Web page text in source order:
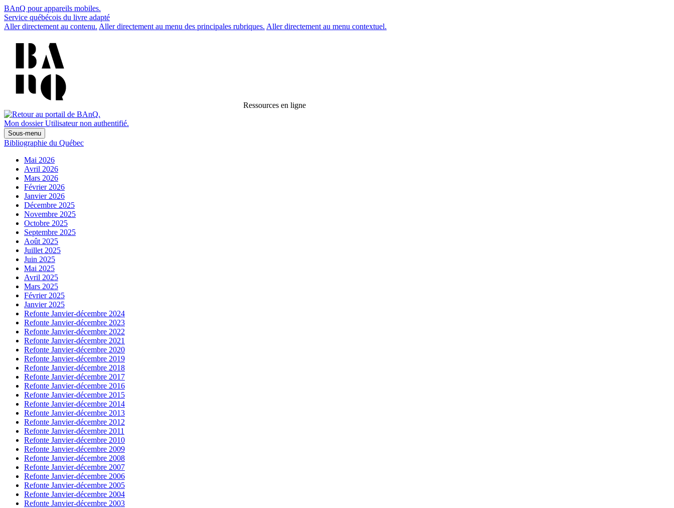
BAnQ pour appareils mobiles.
Service québécois du livre adapté
Aller directement au contenu. Aller directement au menu des principales rubriques. Aller directement au menu contextuel.
Ressources en ligne
Mon dossier Utilisateur non authentifié.
Sous-menu
Bibliographie du Québec
Mai 2026
Avril 2026
Mars 2026
Février 2026
Janvier 2026
Décembre 2025
Novembre 2025
Octobre 2025
Septembre 2025
Août 2025
Juillet 2025
Juin 2025
Mai 2025
Avril 2025
Mars 2025
Février 2025
Janvier 2025
Refonte Janvier-décembre 2024
Refonte Janvier-décembre 2023
Refonte Janvier-décembre 2022
Refonte Janvier-décembre 2021
Refonte Janvier-décembre 2020
Refonte Janvier-décembre 2019
Refonte Janvier-décembre 2018
Refonte Janvier-décembre 2017
Refonte Janvier-décembre 2016
Refonte Janvier-décembre 2015
Refonte Janvier-décembre 2014
Refonte Janvier-décembre 2013
Refonte Janvier-décembre 2012
Refonte Janvier-décembre 2011
Refonte Janvier-décembre 2010
Refonte Janvier-décembre 2009
Refonte Janvier-décembre 2008
Refonte Janvier-décembre 2007
Refonte Janvier-décembre 2006
Refonte Janvier-décembre 2005
Refonte Janvier-décembre 2004
Refonte Janvier-décembre 2003